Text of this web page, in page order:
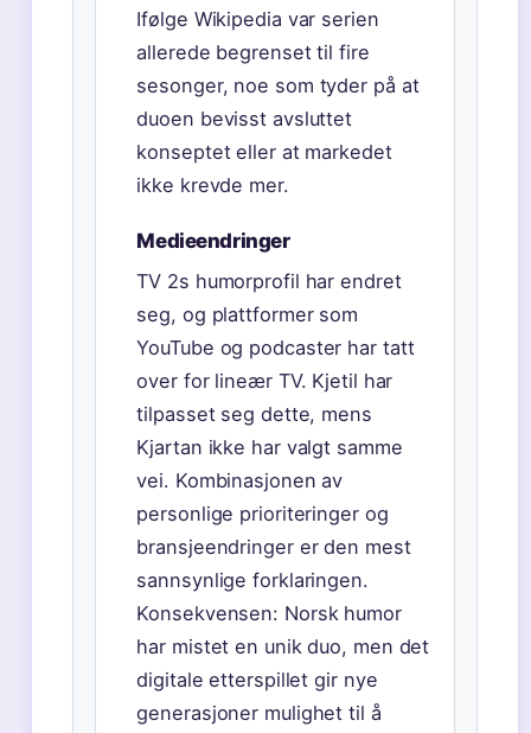
Ifølge Wikipedia var serien
allerede begrenset til fire
sesonger, noe som tyder på at
duoen bevisst avsluttet
konseptet eller at markedet
ikke krevde mer.
Medieendringer
TV 2s humorprofil har endret
seg, og plattformer som
YouTube og podcaster har tatt
over for lineær TV. Kjetil har
tilpasset seg dette, mens
Kjartan ikke har valgt samme
vei. Kombinasjonen av
personlige prioriteringer og
bransjeendringer er den mest
sannsynlige forklaringen.
Konsekvensen: Norsk humor
har mistet en unik duo, men det
digitale etterspillet gir nye
generasjoner mulighet til å